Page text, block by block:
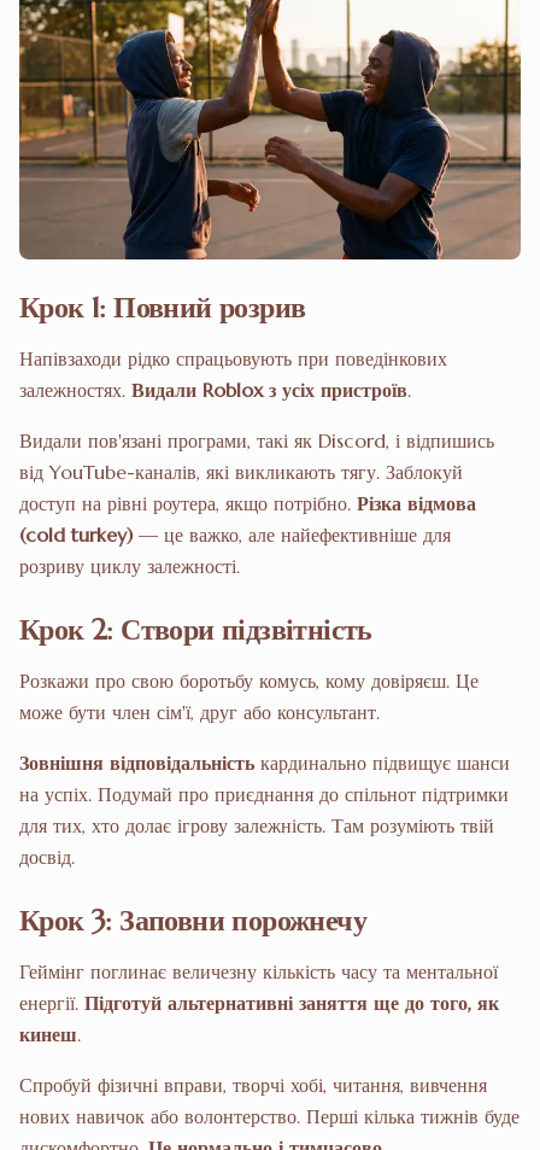
Крок 1: Повний розрив
Напівзаходи рідко спрацьовують при поведінкових
залежностях. Видали Roblox з усіх пристроїв.
Видали пов'язані програми, такі як Discord, і відпишись
від YouTube-каналів, які викликають тягу. Заблокуй
доступ на рівні роутера, якщо потрібно. Різка відмова
(cold turkey)— це важко, але найефективніше для
розриву циклу залежності.
Крок 2: Створи підзвітність
Розкажи про свою боротьбу комусь, кому довіряєш. Це
може бути член сім'ї, друг або консультант.
Зовнішня відповідальність кардинально підвищує шанси
на успіх. Подумай про приєднання до спільнот підтримки
для тих, хто долає ігрову залежність. Там розуміють твій
досвід.
Крок 3: Заповни порожнечу
Геймінг поглинає величезну кількість часу та ментальної
енергії. Підготуй альтернативні заняття ще до того, як
кинеш.
Спробуй фізичні вправи, творчі хобі, читання, вивчення
нових навичок або волонтерство. Перші кілька тижнів буде